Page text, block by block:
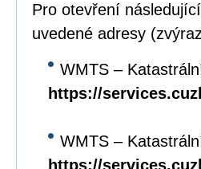
Pro otevření
uvedené adresy
WMTS –
https://
WMTS –
https://